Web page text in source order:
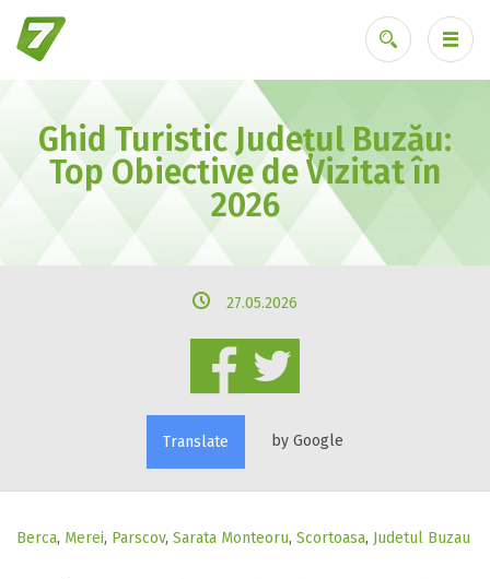
Ai uitat parola?
Ghid Turistic Județul Buzău:
Top Obiective de Vizitat în
2026
27.05.2026
Translate by Google
Berca, Merei, Parscov, Sarata Monteoru, Scortoasa, Judetul Buzau